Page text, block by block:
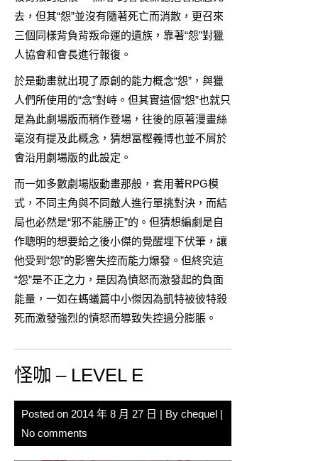
去，但其“怨”並沒有隨著死亡而消散，更召來
三個同樣背負背叛命運的遺族，靠著“怨”對獵
人協會和會長進行報復。
於是動畫就出現了原創的能力概念“怨”，與獵
人們所使用的“念”對峙。但其實這個“怨”也就只
是為此劇場版而稍作登場，往後的原著漫畫絲
毫沒有提及此概念，猜想冨樫義博也並不屑於
會沿用劇場版的此設定。
而一如多數劇場版動畫那般，套用著RPG模
式，不同主角與不同敵人進行單挑對決，而結
局也必然是“邪不能勝正”的。但猜想編劇是自
作聰明的想要給之後小傑的覺醒埋下伏筆，讓
他受到“怨”的影響失控而能力爆發。但終究這
“怨”是不正之力，是因為憤怒而激發起的負面
能量，一如在螞蟻篇中小傑因為凱特被彼特殺
死而激發強烈的憤怒而導致失控過分膨脹。
怪咖 – LEVEL E
Posted on 2014 年 8 月 27 日 | By chequel |
No comments